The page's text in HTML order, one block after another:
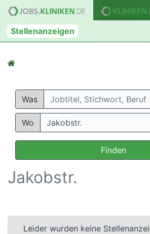
Stellenanzeigen
Was
Wo
Finden
Jakobstr.
Leider wurden keine